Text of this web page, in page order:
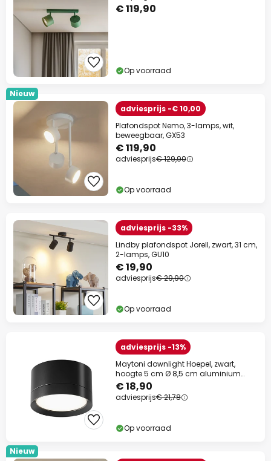
€ 119,90
Op voorraad
Nieuw
adviesprijs -€ 10,00
Plafondspot Nemo, 3-lamps, wit,
beweegbaar, GX53
€ 119,90
adviesprijs€ 129,90
Op voorraad
adviesprijs -33%
Lindby plafondspot Jorell, zwart, 31 cm,
2-lamps, GU10
€ 19,90
adviesprijs€ 29,90
Op voorraad
adviesprijs -13%
Maytoni downlight Hoepel, zwart,
hoogte 5 cm Ø 8,5 cm aluminium
GX53
€ 18,90
adviesprijs€ 21,78
Op voorraad
Nieuw